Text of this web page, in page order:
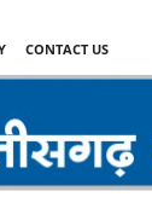
CONTACT US